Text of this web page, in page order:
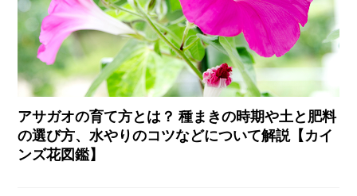
アサガオの育て方とは？ 種まきの時期や土と肥料
の選び方、水やりのコツなどについて解説【カイ
ンズ花図鑑】